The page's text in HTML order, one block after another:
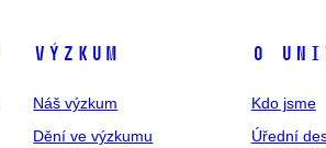
Výzkum
Náš výzkum
Dění ve výzkumu
O
Kdo jsme
Úřední